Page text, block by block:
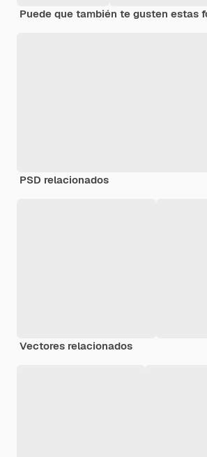
Puede que también te gusten estas
PSD relacionados
Vectores relacionados